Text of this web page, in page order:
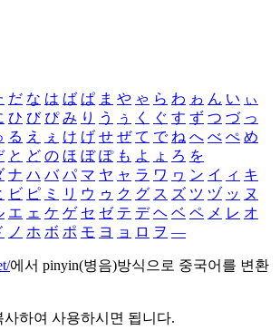
だ な は ば ぱ ま や ゃ ら わ ゎ ん い ぃ
ひ び ぴ み り う ぅ く ぐ す ず つ づ っ
る え ぇ け げ せ ぜ て で ね へ べ ぺ め
と ど の ほ ぼ ぽ も よ ょ ろ を
ナ ハ バ パ マ ヤ ャ ラ ワ ヮ ン イ ィ キ
ビ ピ ミ リ ウ ゥ ク グ ス ズ ツ ヅ ッ ヌ
エ ェ ケ ゲ セ ゼ テ デ ヘ ベ ペ メ レ オ
ノ ホ ボ ポ モ ヨ ョ ロ ヲ ―
에서 pinyin(병음)방식으로 중국어를 변환
하여 사용하시면 됩니다.